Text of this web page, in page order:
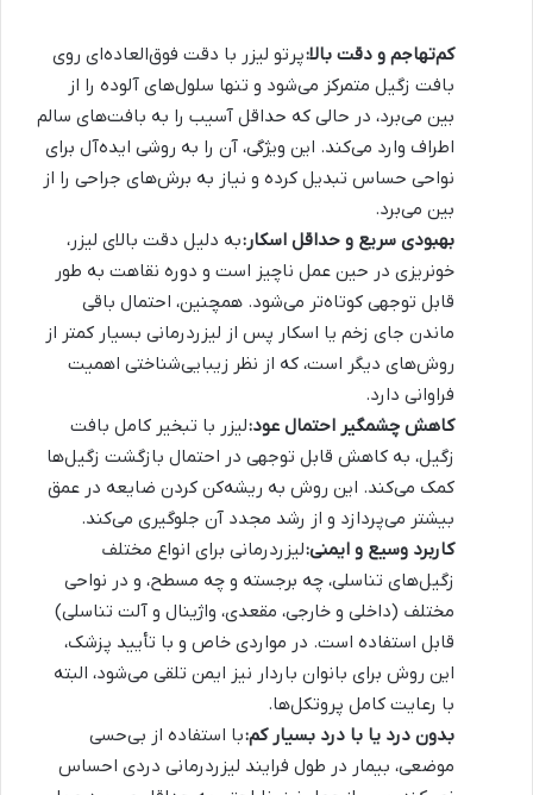
کم‌تهاجم و دقت بالا:پرتو لیزر با دقت فوق‌العاده‌ای روی
بافت زگیل متمرکز می‌شود و تنها سلول‌های آلوده را از
بین می‌برد، در حالی که حداقل آسیب را به بافت‌های سالم
اطراف وارد می‌کند. این ویژگی، آن را به روشی ایده‌آل برای
نواحی حساس تبدیل کرده و نیاز به برش‌های جراحی را از
بین می‌برد.
بهبودی سریع و حداقل اسکار:به دلیل دقت بالای لیزر،
خونریزی در حین عمل ناچیز است و دوره نقاهت به طور
قابل توجهی کوتاه‌تر می‌شود. همچنین، احتمال باقی
ماندن جای زخم یا اسکار پس از لیزردرمانی بسیار کمتر از
روش‌های دیگر است، که از نظر زیبایی‌شناختی اهمیت
فراوانی دارد.
کاهش چشمگیر احتمال عود:لیزر با تبخیر کامل بافت
زگیل، به کاهش قابل توجهی در احتمال بازگشت زگیل‌ها
کمک می‌کند. این روش به ریشه‌کن کردن ضایعه در عمق
بیشتر می‌پردازد و از رشد مجدد آن جلوگیری می‌کند.
کاربرد وسیع و ایمنی:لیزردرمانی برای انواع مختلف
زگیل‌های تناسلی، چه برجسته و چه مسطح، و در نواحی
مختلف (داخلی و خارجی، مقعدی، واژینال و آلت تناسلی)
قابل استفاده است. در مواردی خاص و با تأیید پزشک،
این روش برای بانوان باردار نیز ایمن تلقی می‌شود، البته
با رعایت کامل پروتکل‌ها.
بدون درد یا با درد بسیار کم:با استفاده از بی‌حسی
موضعی، بیمار در طول فرایند لیزردرمانی دردی احساس